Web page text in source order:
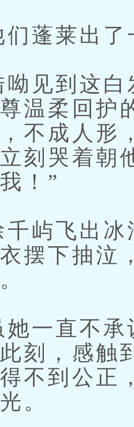
蓬莱出了
见到这白
温柔回护
不成人形
刻哭着朝
！”
屿飞出冰
摆下抽泣
一直不承
刻，感触
不到公正
。